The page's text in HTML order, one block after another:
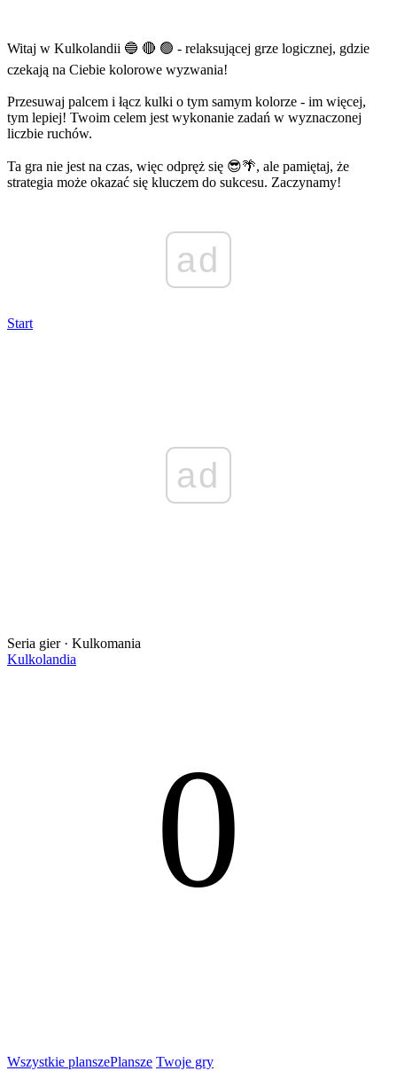
Witaj w Kulkolandii 🔵 🔴 🟢 - relaksującej grze logicznej, gdzie
czekają na Ciebie kolorowe wyzwania!
Przesuwaj palcem i łącz kulki o tym samym kolorze - im więcej,
tym lepiej! Twoim celem jest wykonanie zadań w wyznaczonej
liczbie ruchów.
Ta gra nie jest na czas, więc odpręż się 😎🌴, ale pamiętaj, że
strategia może okazać się kluczem do sukcesu. Zaczynamy!
ad
Start
ad
Seria gier · Kulkomania
Kulkolandia
0
Wszystkie planszePlansze Twoje gry